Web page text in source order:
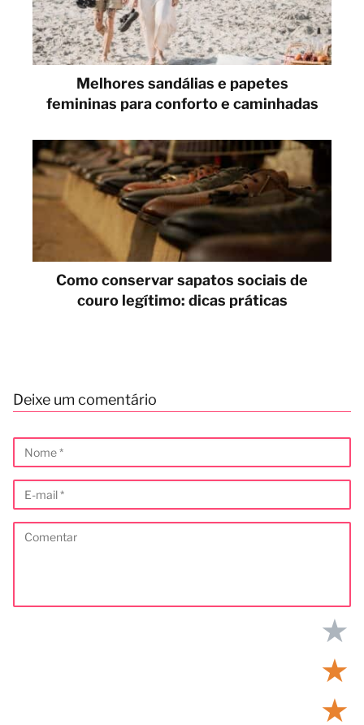
Melhores sandálias e papetes
femininas para conforto e caminhadas
Como conservar sapatos sociais de
couro legítimo: dicas práticas
Deixe um comentário
★
★
★